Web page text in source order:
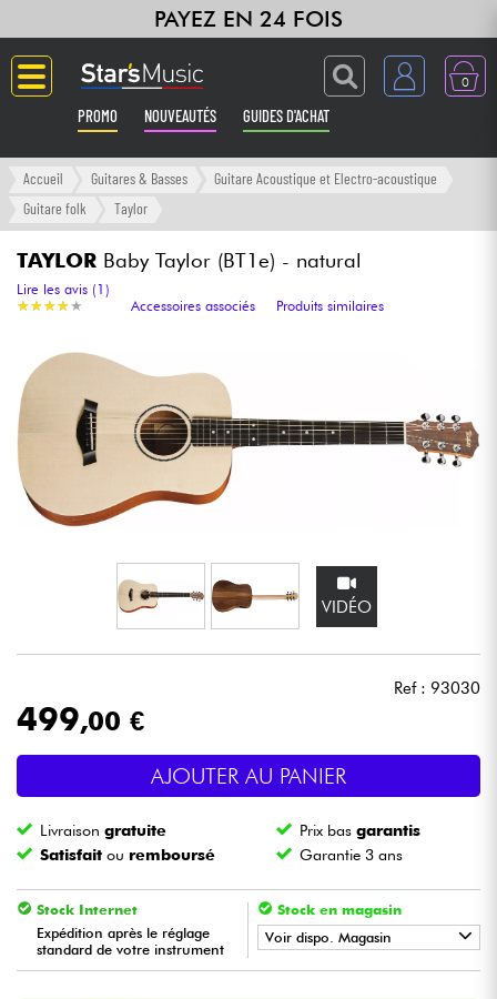
PAYEZ EN 24 FOIS
0
PROMO NOUVEAUTÉS GUIDES D'ACHAT
Langue
Amplis & Effets
Synthés & Sampleurs
Home Studio
Casques
Micros & HF
Eclairage
Violons & Quatuor
Accueil Guitares & Basses
Guitare Acoustique et Electro-acoustique
Guitare folk
Taylor
TAYLOR Baby Taylor (BT1e) - natural
★★★★★
★★★★★
Lire les avis (1)
Accessoires associés
Produits similaires
VIDÉO
Ref : 93030
499,00 €
AJOUTER AU PANIER
Livraisongratuite Prix basgarantis
Satisfait ou remboursé Garantie 3 ans
Stock Internet
Expédition après le réglage
standard de votre instrument
Stock en magasin
Voir dispo. Magasin
•